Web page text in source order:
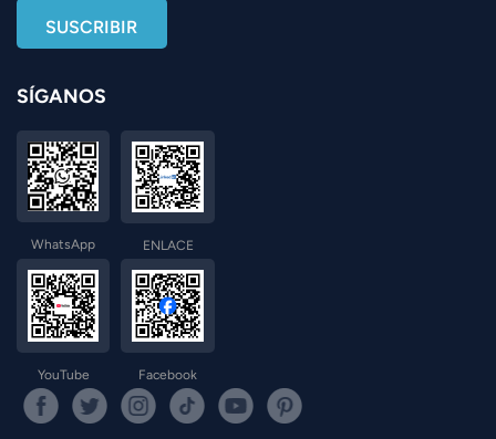
SÍGANOS
WhatsApp ENLACE
YouTube Facebook